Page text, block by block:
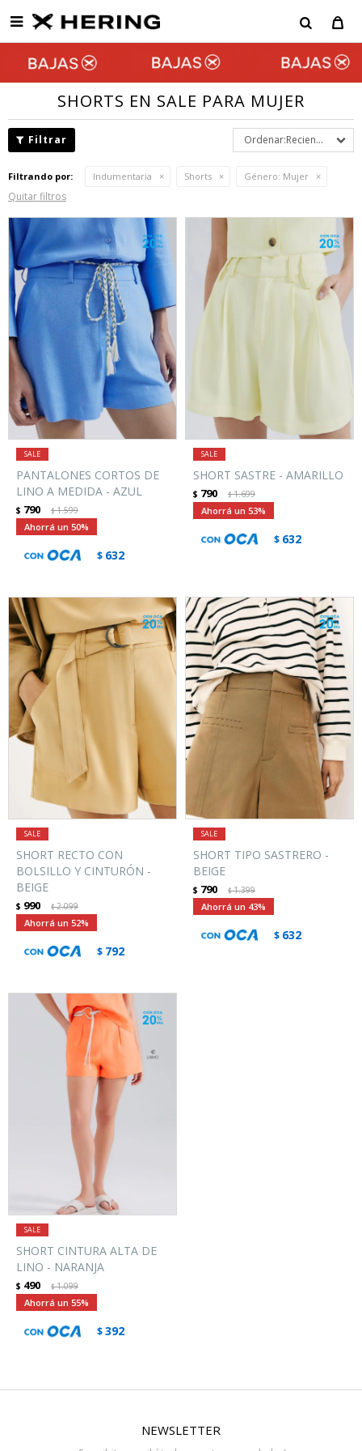

SHORTS EN SALE PARA MUJER
Recientes
Filtrando por: Indumentaria Shorts Género: Mujer
Quitar filtros
PANTALONES CORTOS DE
LINO A MEDIDA - AZUL
$ 790 $1.599
50
$ 632
SHORT SASTRE - AMARILLO
$ 790 $1.699
53
$ 632
SHORT RECTO CON
BOLSILLO Y CINTURÓN -
BEIGE
$ 990 $2.099
52
$ 792
SHORT TIPO SASTRERO -
BEIGE
$ 790 $1.399
43
$ 632
SHORT CINTURA ALTA DE
LINO - NARANJA
$ 490 $1.099
55
$392
NEWSLETTER